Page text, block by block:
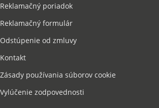
Reklamačný poriadok
Reklamačný formulár
Odstúpenie od zmluvy
Kontakt
Zásady používania súborov cookie
Vylúčenie zodpovednosti